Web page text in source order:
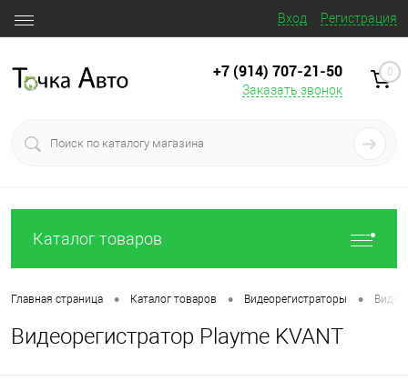
Вход Регистрация
+7 (914) 707‒21‒50
Заказать звонок
0
Каталог товаров
Главная страница • Каталог товаров • Видеорегистраторы •
Видеорегистратор Playme KVANT